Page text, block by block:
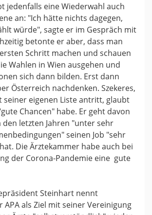
jedenfalls eine Wiederwahl auch
an: "Ich hätte nichts dagegen,
würde", sagte er im Gespräch mit
betonte er aber, dass man
Schritt machen und schauen
Wahlen in Wien ausgehen und
sich dann bilden. Erst dann
Österreich nachdenken. Szekeres,
seiner eigenen Liste antritt, glaubt
Chancen" habe. Er geht davon
den letzten Jahren "unter sehr
seinen Job "sehr
Die Ärztekammer habe auch bei
der Corona-Pandemie eine gute
Steinhart nennt
APA als Ziel mit seiner Vereinigung